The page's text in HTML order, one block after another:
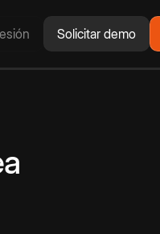
Solicitar demo